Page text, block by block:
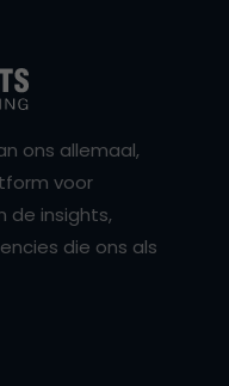
ons allemaal,
voor
de insights,
die ons als